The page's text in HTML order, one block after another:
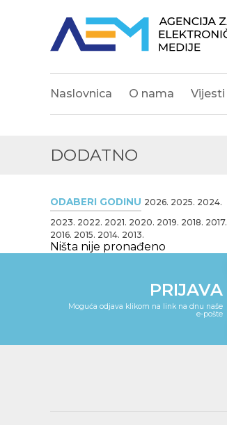
Naslovnica O nama Vijesti
DODATNO
ODABERI GODINU 2026. 2025. 2024.
2023. 2022. 2021. 2020. 2019. 2018. 2017.
2016. 2015. 2014. 2013.
Ništa nije pronađeno
PRIJAVA
Moguća odjava klikom na link na dnu naše
e-pošte